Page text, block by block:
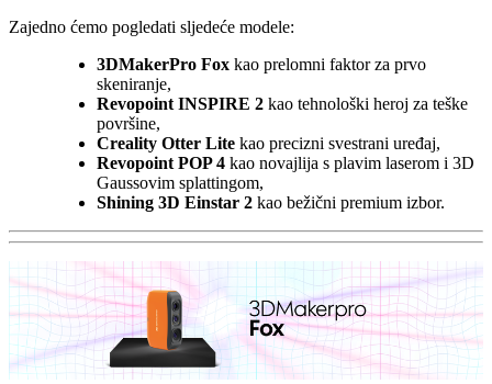
Zajedno ćemo pogledati sljedeće modele:
3DMakerPro Fox kao prelomni faktor za prvo
skeniranje,
Revopoint INSPIRE 2 kao tehnološki heroj za teške
površine,
Creality Otter Lite kao precizni svestrani uređaj,
Revopoint POP 4 kao novajlija s plavim laserom i 3D
Gaussovim splattingom,
Shining 3D Einstar 2 kao bežični premium izbor.